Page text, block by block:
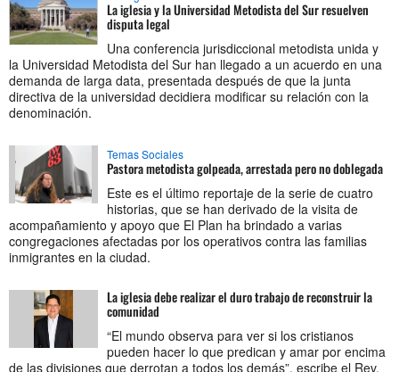
La iglesia y la Universidad Metodista del Sur resuelven
disputa legal
Una conferencia jurisdiccional metodista unida y
la Universidad Metodista del Sur han llegado a un acuerdo en una
demanda de larga data, presentada después de que la junta
directiva de la universidad decidiera modificar su relación con la
denominación.
Temas Sociales
Pastora metodista golpeada, arrestada pero no doblegada
Este es el último reportaje de la serie de cuatro
historias, que se han derivado de la visita de
acompañamiento y apoyo que El Plan ha brindado a varias
congregaciones afectadas por los operativos contra las familias
inmigrantes en la ciudad.
La iglesia debe realizar el duro trabajo de reconstruir la
comunidad
“El mundo observa para ver si los cristianos
pueden hacer lo que predican y amar por encima
de las divisiones que derrotan a todos los demás”, escribe el Rev.